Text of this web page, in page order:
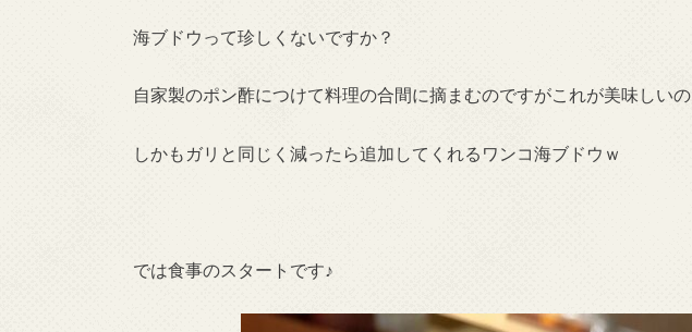
海ブドウって珍しくないですか？
自家製のポン酢につけて料理の合間に摘まむのですがこれが美味しいの
しかもガリと同じく減ったら追加してくれるワンコ海ブドウｗ
では食事のスタートです♪